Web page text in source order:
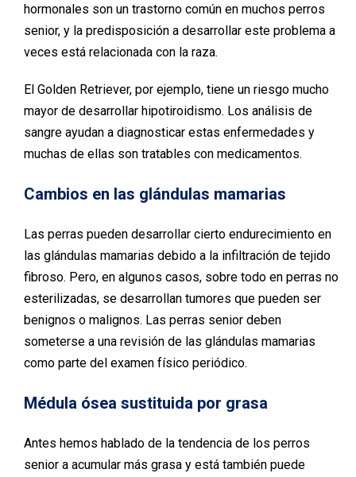
hormonales son un trastorno común en muchos perros
senior, y la predisposición a desarrollar este problema a
veces está relacionada con la raza.
El Golden Retriever, por ejemplo, tiene un riesgo mucho
mayor de desarrollar hipotiroidismo. Los análisis de
sangre ayudan a diagnosticar estas enfermedades y
muchas de ellas son tratables con medicamentos.
Cambios en las glándulas mamarias
Las perras pueden desarrollar cierto endurecimiento en
las glándulas mamarias debido a la infiltración de tejido
fibroso. Pero, en algunos casos, sobre todo en perras no
esterilizadas, se desarrollan tumores que pueden ser
benignos o malignos. Las perras senior deben
someterse a una revisión de las glándulas mamarias
como parte del examen físico periódico.
Médula ósea sustituida por grasa
Antes hemos hablado de la tendencia de los perros
senior a acumular más grasa y está también puede